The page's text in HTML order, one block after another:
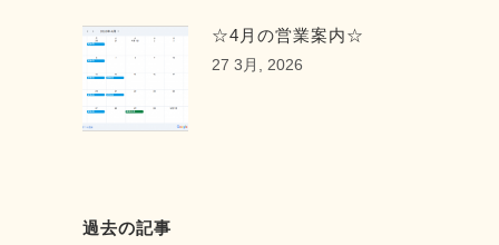
☆4月の営業案内☆
27 3月, 2026
過去の記事